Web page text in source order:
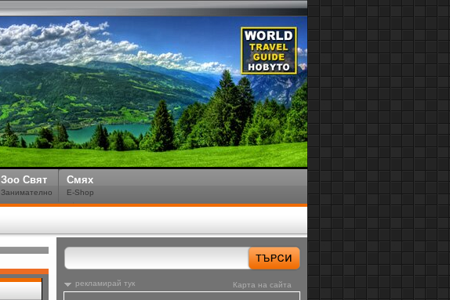
Зоо Свят
Занимателно
Смях
E-Shop
Карта на сайта
рекламирай тук